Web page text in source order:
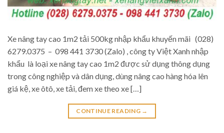
Xe nâng tay cao 1m2 tải 500kg nhập khẩu khuyến mãi (028)
6279.0375 – 098 441 3730 (Zalo) , công ty Việt Xanh nhập
khẩu là loại xe nâng tay cao 1m2 được sử dụng thông dụng
trong công nghiệp và dân dụng, dùng nâng cao hàng hóa lên
giá kệ, xe ôtô, xe tải, đem xe theo xe […]
CONTINUE READING →